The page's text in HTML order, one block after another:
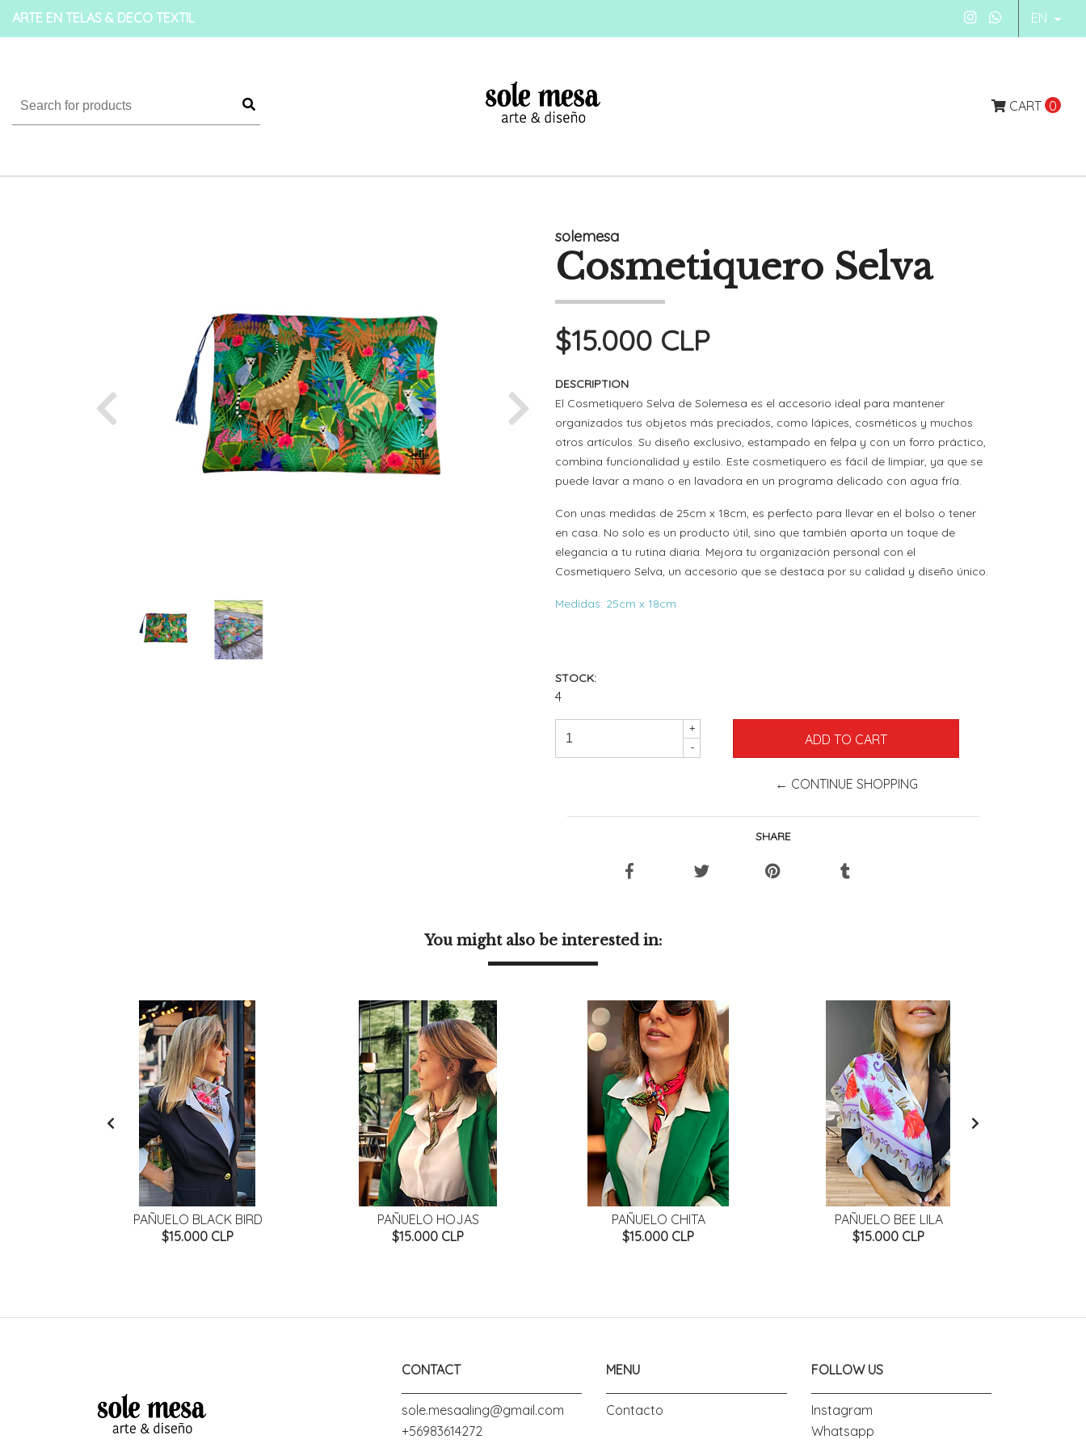
ARTE EN TELAS & DECO TEXTIL EN
CART 0
Previous Next
solemesa
Cosmetiquero Selva
$15.000 CLP
DESCRIPTION
El Cosmetiquero Selva de Solemesa es el accesorio ideal para mantener
organizados tus objetos más preciados, como lápices, cosméticos y muchos
otros artículos. Su diseño exclusivo, estampado en felpa y con un forro práctico,
combina funcionalidad y estilo. Este cosmetiquero es fácil de limpiar, ya que se
puede lavar a mano o en lavadora en un programa delicado con agua fría.
Con unas medidas de 25cm x 18cm, es perfecto para llevar en el bolso o tener
en casa. No solo es un producto útil, sino que también aporta un toque de
elegancia a tu rutina diaria. Mejora tu organización personal con el
Cosmetiquero Selva, un accesorio que se destaca por su calidad y diseño único.
Medidas: 25cm x 18cm
STOCK:
4
+
-
← CONTINUE SHOPPING
SHARE
You might also be interested in:
PAÑUELO BLACK BIRD
$15.000 CLP
PAÑUELO HOJAS
$15.000 CLP
PAÑUELO CHITA
$15.000 CLP
PAÑUELO BEE LILA
$15.000 CLP
CONTACT
sole.mesaaling@gmail.com
+56983614272
MENU
Contacto
FOLLOW US
Instagram
Whatsapp